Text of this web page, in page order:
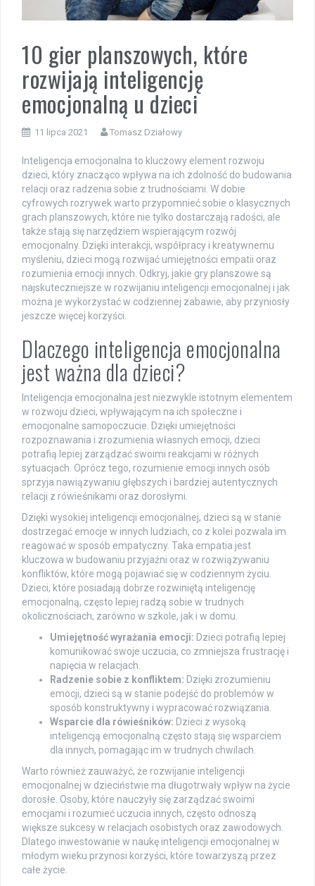
10 gier planszowych, które
rozwijają inteligencję
emocjonalną u dzieci
11 lipca 2021 Tomasz Działowy
Inteligencja emocjonalna to kluczowy element rozwoju
dzieci, który znacząco wpływa na ich zdolność do budowania
relacji oraz radzenia sobie z trudnościami. W dobie
cyfrowych rozrywek warto przypomnieć sobie o klasycznych
grach planszowych, które nie tylko dostarczają radości, ale
także stają się narzędziem wspierającym rozwój
emocjonalny. Dzięki interakcji, współpracy i kreatywnemu
myśleniu, dzieci mogą rozwijać umiejętności empatii oraz
rozumienia emocji innych. Odkryj, jakie gry planszowe są
najskuteczniejsze w rozwijaniu inteligencji emocjonalnej i jak
można je wykorzystać w codziennej zabawie, aby przyniosły
jeszcze więcej korzyści.
Dlaczego inteligencja emocjonalna
jest ważna dla dzieci?
Inteligencja emocjonalna jest niezwykle istotnym elementem
w rozwoju dzieci, wpływającym na ich społeczne i
emocjonalne samopoczucie. Dzięki umiejętności
rozpoznawania i zrozumienia własnych emocji, dzieci
potrafią lepiej zarządzać swoimi reakcjami w różnych
sytuacjach. Oprócz tego, rozumienie emocji innych osób
sprzyja nawiązywaniu głębszych i bardziej autentycznych
relacji z rówieśnikami oraz dorosłymi.
Dzięki wysokiej inteligencji emocjonalnej, dzieci są w stanie
dostrzegać emocje w innych ludziach, co z kolei pozwala im
reagować w sposób empatyczny. Taka empatia jest
kluczowa w budowaniu przyjaźni oraz w rozwiązywaniu
konfliktów, które mogą pojawiać się w codziennym życiu.
Dzieci, które posiadają dobrze rozwiniętą inteligencję
emocjonalną, często lepiej radzą sobie w trudnych
okolicznościach, zarówno w szkole, jak i w domu.
Umiejętność wyrażania emocji: Dzieci potrafią lepiej
komunikować swoje uczucia, co zmniejsza frustrację i
napięcia w relacjach.
Radzenie sobie z konfliktem: Dzięki zrozumieniu
emocji, dzieci są w stanie podejść do problemów w
sposób konstruktywny i wypracować rozwiązania.
Wsparcie dla rówieśników: Dzieci z wysoką
inteligencją emocjonalną często stają się wsparciem
dla innych, pomagając im w trudnych chwilach.
Warto również zauważyć, że rozwijanie inteligencji
emocjonalnej w dzieciństwie ma długotrwały wpływ na życie
dorosłe. Osoby, które nauczyły się zarządzać swoimi
emocjami i rozumieć uczucia innych, często odnoszą
większe sukcesy w relacjach osobistych oraz zawodowych.
Dlatego inwestowanie w naukę inteligencji emocjonalnej w
młodym wieku przynosi korzyści, które towarzyszą przez
całe życie.